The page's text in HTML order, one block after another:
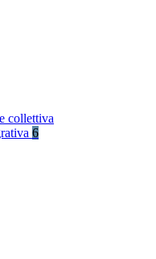
collettiva
6